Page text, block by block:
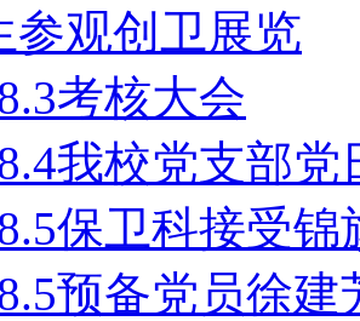
参观创卫展览
考核大会
我校党支部党
保卫科接受锦
预备党员徐